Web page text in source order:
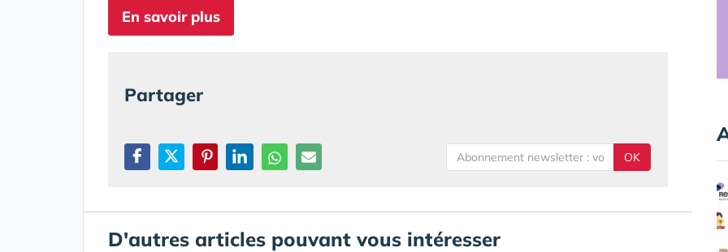
En savoir plus
Partager
OK
D'autres articles pouvant vous intéresser